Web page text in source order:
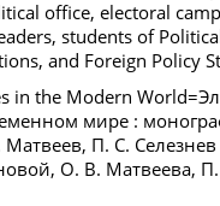
office, electoral
students of
and Foreign Policy
in the Modern
мире :
П. С.
О. В. Матвеева, П.